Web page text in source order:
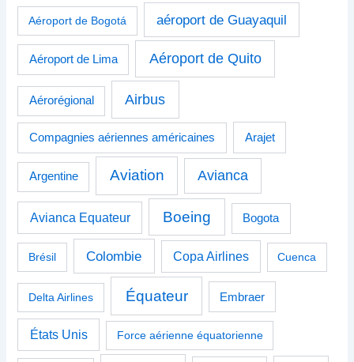
Aéroport de Bogotá aéroport de Guayaquil
Aéroport de Lima Aéroport de Quito
Aérorégional Airbus
Compagnies aériennes américaines Arajet
Argentine Aviation Avianca
Avianca Equateur Boeing Bogota
Brésil Colombie Copa Airlines Cuenca
Delta Airlines Équateur Embraer
États Unis Force aérienne équatorienne